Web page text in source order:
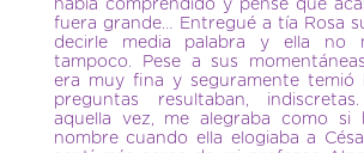
había comprendido y pensé que
fuera grande… Entregué a tía Rosa
decirle media palabra y ella no
tampoco. Pese a sus
era muy fina y seguramente temió
preguntas resultaban,
aquella vez, me alegraba como si
nombre cuando ella elogiaba a